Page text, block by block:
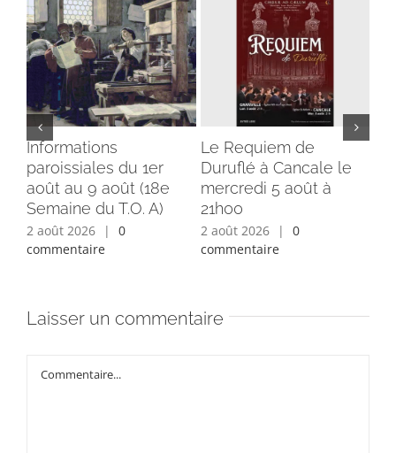
Informations
paroissiales du 1er
août au 9 août (18e
Semaine du T.O. A)
2 août 2026 |
0
commentaire
Le Requiem de
Duruflé à Cancale le
mercredi 5 août à
21h00
2 août 2026 |
0
commentaire
Laisser un commentaire
Commentaire